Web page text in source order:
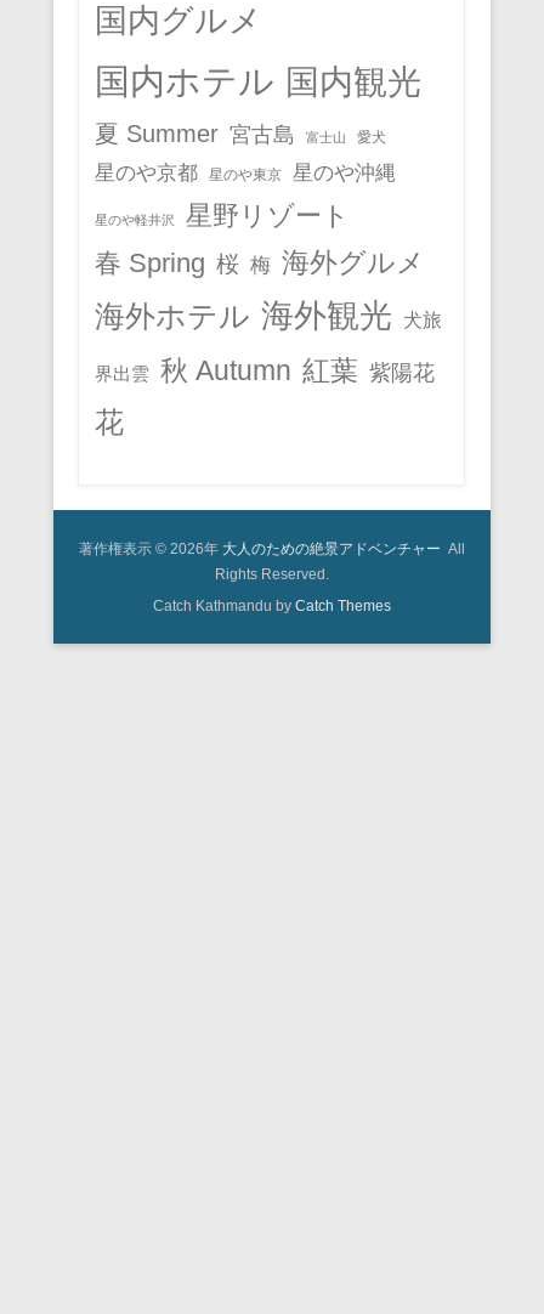
国内グルメ
国内ホテル 国内観光
夏 Summer 宮古島 富士山 愛犬
星のや京都 星のや東京 星のや沖縄
星のや軽井沢
星野リゾート
春 Spring 桜 梅 海外グルメ
海外ホテル 海外観光 犬旅
界出雲 秋 Autumn 紅葉 紫陽花
花
著作権表示 © 2026年 大人のための絶景アドベンチャー All
Rights Reserved.
Catch Kathmandu by Catch Themes